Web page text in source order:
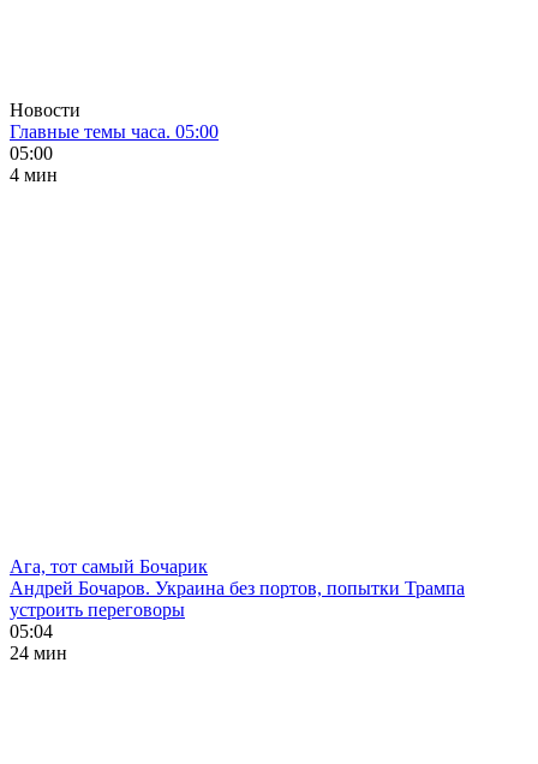
Новости
Главные темы часа. 05:00
05:00
4 мин
Ага, тот самый Бочарик
Андрей Бочаров. Украина без портов, попытки Трампа
устроить переговоры
05:04
24 мин